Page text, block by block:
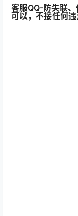
客服QQ-防失联
可以，不接任何